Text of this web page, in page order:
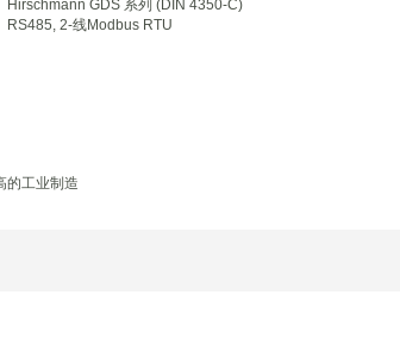
Hirschmann GDS 系列 (DIN 4350-C)
RS485, 2-线Modbus RTU
的工业制造